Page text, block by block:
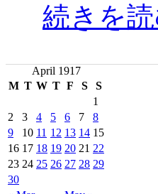
続きを
April 1917
M T W T F S S
1
2
3 4 5 6 7
8
9
10 11 12 13 14 15
16 17 18 19 20 21 22
23 24 25 26 27 28 29
30